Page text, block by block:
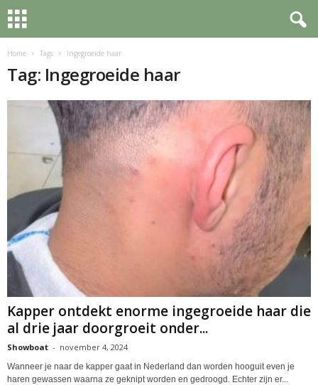
Home Tags Ingegroeide haar
Tag: Ingegroeide haar
Kapper ontdekt enorme ingegroeide haar die
al drie jaar doorgroeit onder...
Showboat - november 4, 2024
Wanneer je naar de kapper gaat in Nederland dan worden hooguit even je
haren gewassen waarna ze geknipt worden en gedroogd. Echter zijn er...